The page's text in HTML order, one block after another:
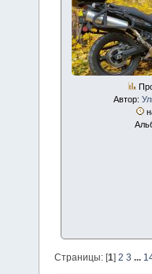
Автор:
Страницы: [1] 2 3 ...